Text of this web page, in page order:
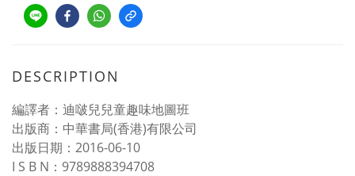
DESCRIPTION
編譯者：迪啵兒兒童趣味地圖班
出版商：中華書局(香港)有限公司
出版日期：2016-06-10
I S B N：9789888394708